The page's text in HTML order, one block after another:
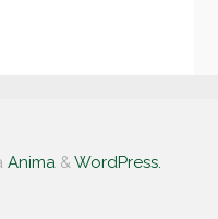
Anima &WordPress.